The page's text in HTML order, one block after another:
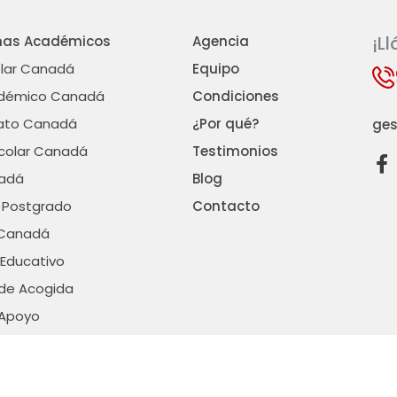
Académicos
Canadá
Canadá
Canadá
Canadá
Acogida
Agencia
Equipo
Condiciones
¿Por qué?
Testimonios
Blog
Contacto
F
a